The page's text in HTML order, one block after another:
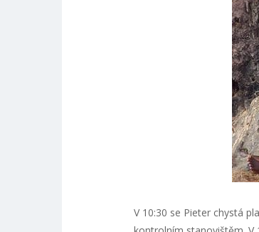
V 10:30 se Pieter chystá